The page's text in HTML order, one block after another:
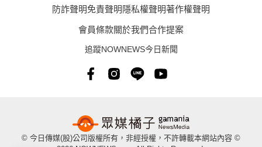
防詐聲明免責聲明隱私權聲明著作權聲明
會員條款關於我們合作提案
追蹤NOWNEWS今日新聞
© 今日傳媒(股)公司版權所有，非經授權，不許轉載本網站內容 ©